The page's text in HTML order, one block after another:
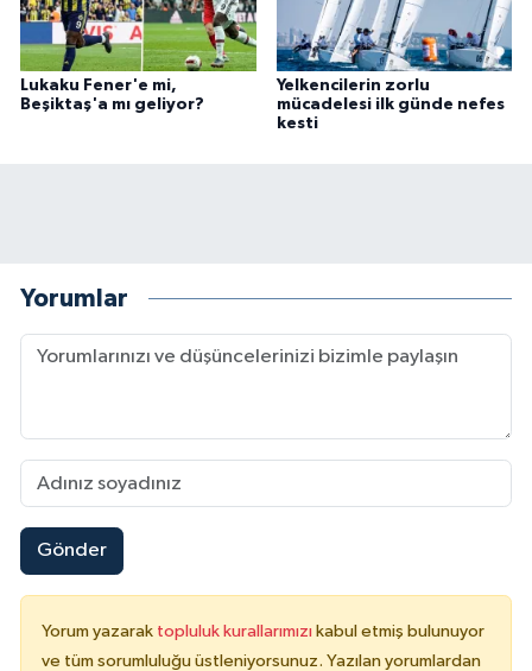
Lukaku Fener'e mi,
Beşiktaş'a mı geliyor?
Yelkencilerin zorlu
mücadelesi ilk günde nefes
kesti
Yorumlar
Gönder
Yorum yazarak topluluk kurallarımızı kabul etmiş bulunuyor
ve tüm sorumluluğu üstleniyorsunuz. Yazılan yorumlardan